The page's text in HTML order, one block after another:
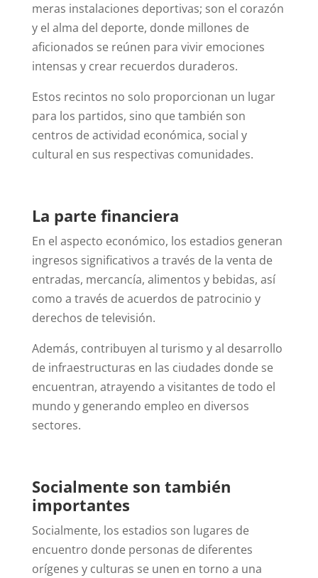
meras instalaciones deportivas; son el corazón
y el alma del deporte, donde millones de
aficionados se reúnen para vivir emociones
intensas y crear recuerdos duraderos.
Estos recintos no solo proporcionan un lugar
para los partidos, sino que también son
centros de actividad económica, social y
cultural en sus respectivas comunidades.
La parte financiera
En el aspecto económico, los estadios generan
ingresos significativos a través de la venta de
entradas, mercancía, alimentos y bebidas, así
como a través de acuerdos de patrocinio y
derechos de televisión.
Además, contribuyen al turismo y al desarrollo
de infraestructuras en las ciudades donde se
encuentran, atrayendo a visitantes de todo el
mundo y generando empleo en diversos
sectores.
Socialmente son también
importantes
Socialmente, los estadios son lugares de
encuentro donde personas de diferentes
orígenes y culturas se unen en torno a una